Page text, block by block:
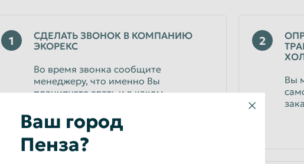
1
СДЕЛАТЬ ЗВОНОК В КОМПАНИЮ
ЭКОРЕКС
Во время звонка сообщите
менеджеру, что именно Вы
планируете сдать и в каком
расценки и подскажет, дальнейшие
действия по скупке хололильника.
2
Вы
Ваш город
Пенза?